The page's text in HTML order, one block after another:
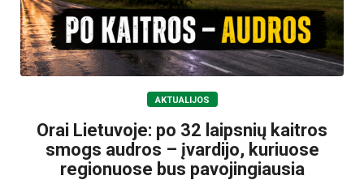
AKTUALIJOS
Orai Lietuvoje: po 32 laipsnių kaitros
smogs audros – įvardijo, kuriuose
regionuose bus pavojingiausia